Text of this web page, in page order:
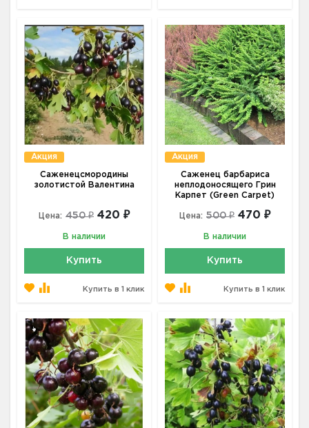
Акция
Саженецсмородины
золотистой Валентина
Цена: 450 ₽ 420 ₽
В наличии
Купить
Купить в 1 клик
Акция
Саженец барбариса
неплодоносящего Грин
Карпет (Green Carpet)
Цена: 500 ₽ 470 ₽
В наличии
Купить
Купить в 1 клик